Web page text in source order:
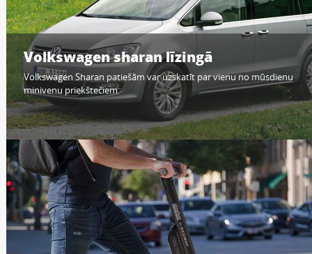
Volkswagen sharan līzingā
Volkswagen Sharan patiešām var uzskatīt par vienu no mūsdienu
minivenu priekštečiem